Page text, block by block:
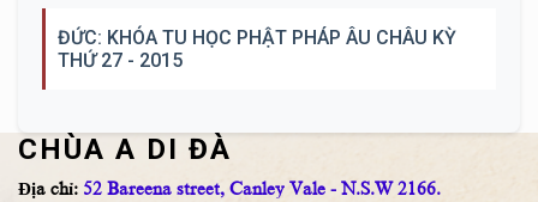
ĐỨC: KHÓA TU HỌC PHẬT PHÁP ÂU CHÂU KỲ
THỨ 27 - 2015
CHÙA A DI ĐÀ
Địa chỉ: 52 Bareena street, Canley Vale - N.S.W 2166.